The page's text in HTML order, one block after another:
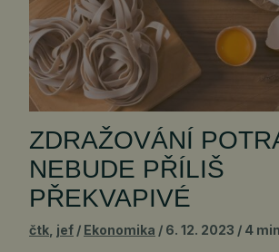
ZDRAŽOVÁNÍ
NEBUDE PŘÍLIŠ
PŘEKVAPIVÉ
čtk jef Ekonomika 6. 12. 2023 4